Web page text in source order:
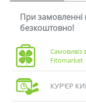
При замовленні
безкоштовно!
Самовивіз
Fitomarket
КУР'ЄР